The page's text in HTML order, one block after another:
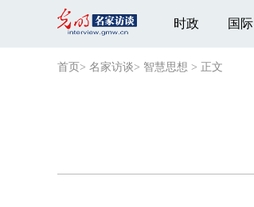
时政 国际
首页 > 名家访谈> 智慧思想 > 正文